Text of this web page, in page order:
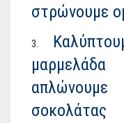
στρώνουμε